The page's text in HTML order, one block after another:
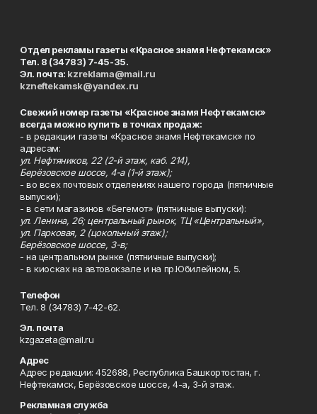
Отдел рекламы газеты «Красное знамя Нефтекамск»
Тел. 8 (34783) 7-45-35.
Эл. почта: kzreklama@mail.ru
kzneftekamsk@yandex.ru
Свежий номер газеты «Красное знамя Нефтекамск»
всегда можно купить в точках продаж:
- в редакции газеты «Красное знамя Нефтекамск» по
адресам:
ул. Нефтяников, 22 (2-й этаж, каб. 214),
Берёзовское шоссе, 4-а (1-й этаж);
- во всех почтовых отделениях нашего города (пятничные
выпуски);
- в сети магазинов «Бегемот» (пятничные выпуски):
ул. Ленина, 26; центральный рынок, ТЦ «Центральный»,
ул. Парковая, 2 (цокольный этаж);
Берёзовское шоссе, 3-в;
- на центральном рынке (пятничные выпуски);
- в киосках на автовокзале и на пр.Юбилейном, 5.
Телефон
Тел. 8 (34783) 7-42-62.
Эл. почта
kzgazeta@mail.ru
Адрес
Адрес редакции: 452688, Республика Башкортостан, г.
Нефтекамск, Берёзовское шоссе, 4-а, 3-й этаж.
Рекламная служба